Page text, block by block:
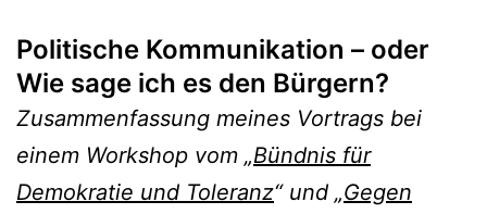
Politische Kommunikation – oder
Wie sage ich es den Bürgern?
Zusammenfassung meines Vortrags bei
einem Workshop vom „Bündnis für
Demokratie und Toleranz“ und „Gegen